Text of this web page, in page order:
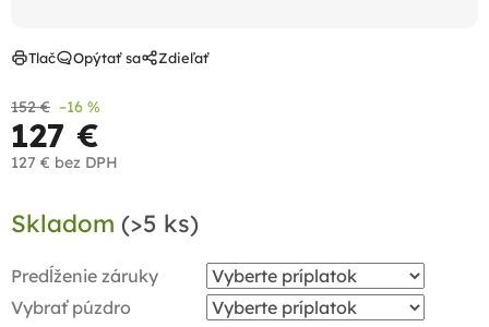
152 € –16 %
127 €
127 € bez DPH
cena:
Skladom (>5 ks)
Predĺženie záruky
Vybrať púzdro
Tlač Opýtať sa Zdieľať